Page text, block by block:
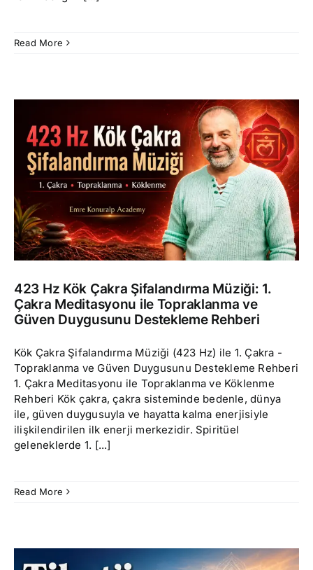
Read More
423 Hz Kök Çakra Şifalandırma Müziği: 1.
Çakra Meditasyonu ile Topraklanma ve
Güven Duygusunu Destekleme Rehberi
Kök Çakra Şifalandırma Müziği (423 Hz) ile 1. Çakra -
Topraklanma ve Güven Duygusunu Destekleme Rehberi
1. Çakra Meditasyonu ile Topraklanma ve Köklenme
Rehberi Kök çakra, çakra sisteminde bedenle, dünya
ile, güven duygusuyla ve hayatta kalma enerjisiyle
ilişkilendirilen ilk enerji merkezidir. Spiritüel
geleneklerde 1. [...]
Read More